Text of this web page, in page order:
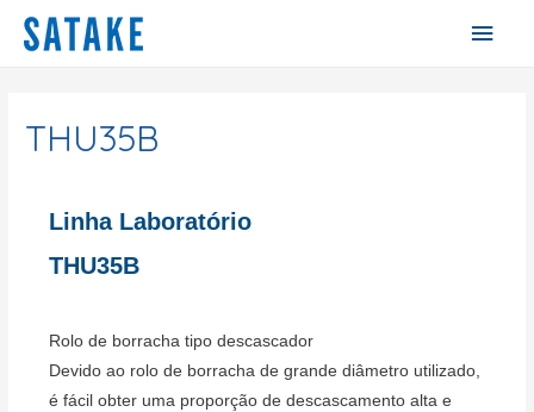
THU35B
Linha Laboratório
THU35B
Rolo de borracha tipo descascador
Devido ao rolo de borracha de grande diâmetro utilizado,
é fácil obter uma proporção de descascamento alta e